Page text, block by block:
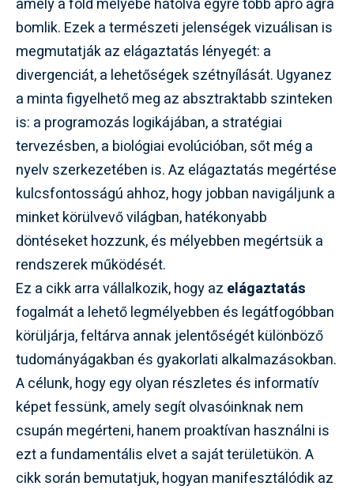
bomlik. Ezek a természeti jelenségek vizuálisan is
megmutatják az elágaztatás lényegét: a
divergenciát, a lehetőségek szétnyílását. Ugyanez
a minta figyelhető meg az absztraktabb szinteken
is: a programozás logikájában, a stratégiai
tervezésben, a biológiai evolúcióban, sőt még a
nyelv szerkezetében is. Az elágaztatás megértése
kulcsfontosságú ahhoz, hogy jobban navigáljunk a
minket körülvevő világban, hatékonyabb
döntéseket hozzunk, és mélyebben megértsük a
rendszerek működését.
Ez a cikk arra vállalkozik, hogy az elágaztatás
fogalmát a lehető legmélyebben és legátfogóbban
körüljárja, feltárva annak jelentőségét különböző
tudományágakban és gyakorlati alkalmazásokban.
A célunk, hogy egy olyan részletes és informatív
képet fessünk, amely segít olvasóinknak nem
csupán megérteni, hanem proaktívan használni is
ezt a fundamentális elvet a saját területükön. A
cikk során bemutatjuk, hogyan manifesztálódik az